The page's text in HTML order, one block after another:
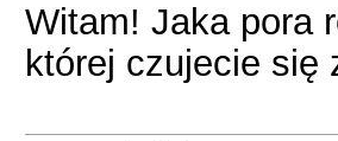
Witam! Jaka pora
której czujecie się